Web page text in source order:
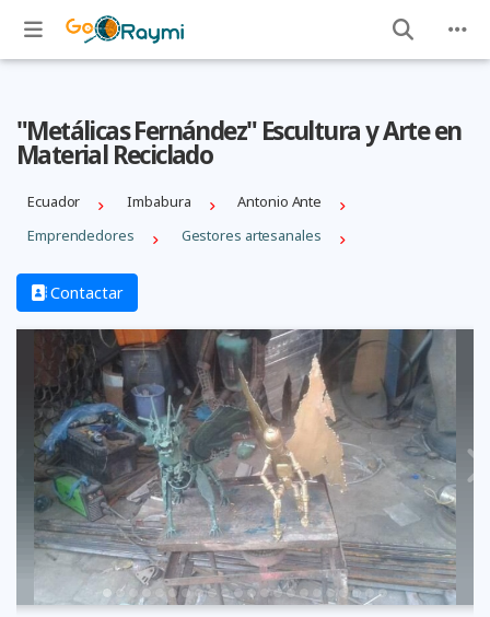
"Metálicas Fernández" Escultura y Arte en
Material Reciclado
Ecuador Imbabura
Antonio Ante
Emprendedores
Gestores artesanales
Contactar
Previous